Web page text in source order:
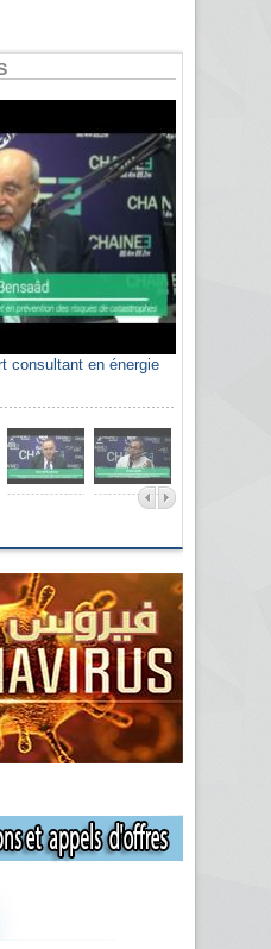
consultant en énergie